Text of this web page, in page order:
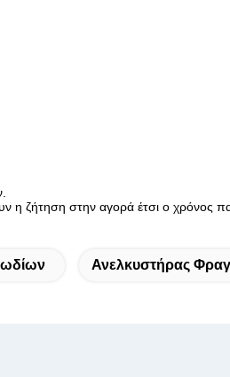
η ζήτηση στην αγορά έτσι ο χρόνος
Ανελκυστήρας